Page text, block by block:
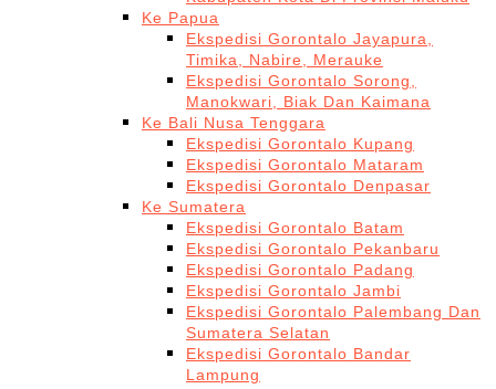
Ke Papua
Ekspedisi Gorontalo Jayapura,
Timika, Nabire, Merauke
Ekspedisi Gorontalo Sorong,
Manokwari, Biak Dan Kaimana
Ke Bali Nusa Tenggara
Ekspedisi Gorontalo Kupang
Ekspedisi Gorontalo Mataram
Ekspedisi Gorontalo Denpasar
Ke Sumatera
Ekspedisi Gorontalo Batam
Ekspedisi Gorontalo Pekanbaru
Ekspedisi Gorontalo Padang
Ekspedisi Gorontalo Jambi
Ekspedisi Gorontalo Palembang Dan
Sumatera Selatan
Ekspedisi Gorontalo Bandar
Lampung